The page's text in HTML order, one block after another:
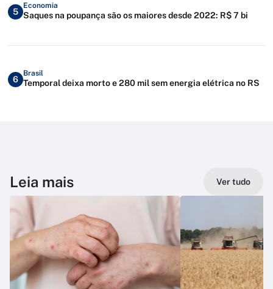
5
Economia
Saques na poupança são os maiores desde 2022: R$ 7 bi
6
Brasil
Temporal deixa morto e 280 mil sem energia elétrica no RS
Leia mais Ver tudo